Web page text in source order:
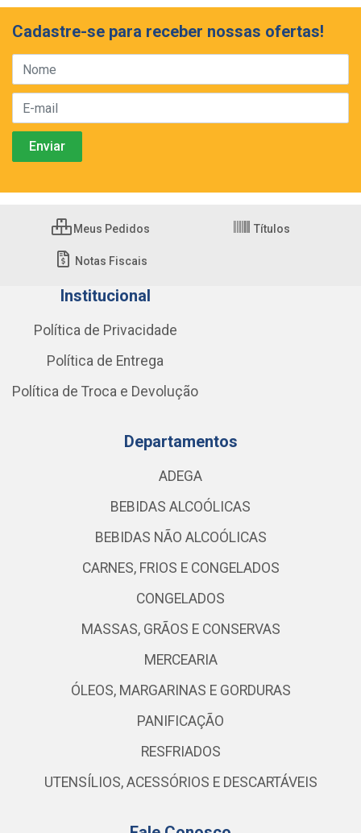
Cadastre-se para receber nossas ofertas!
Meus Pedidos Títulos
Notas Fiscais
Institucional
Política de Privacidade
Política de Entrega
Política de Troca e Devolução
Departamentos
ADEGA
BEBIDAS ALCOÓLICAS
BEBIDAS NÃO ALCOÓLICAS
CARNES, FRIOS E CONGELADOS
CONGELADOS
MASSAS, GRÃOS E CONSERVAS
MERCEARIA
ÓLEOS, MARGARINAS E GORDURAS
PANIFICAÇÃO
RESFRIADOS
UTENSÍLIOS, ACESSÓRIOS E DESCARTÁVEIS